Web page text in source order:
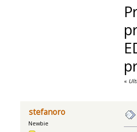
«
stefanoro
Newbie